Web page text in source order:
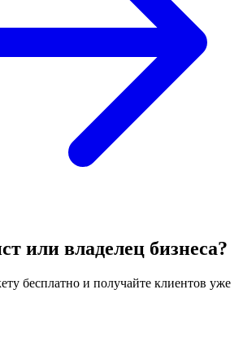
или владелец бизнеса?
бесплатно и получайте клиентов уже